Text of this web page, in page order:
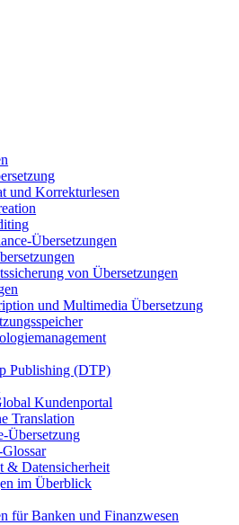
und Korrekturlesen
Übersetzungen
von Übersetzungen
und Multimedia Übersetzung
Publishing (DTP)
Kundenportal
Translation
Übersetzung
& Datensicherheit
im Überblick
für Banken und Finanzwesen